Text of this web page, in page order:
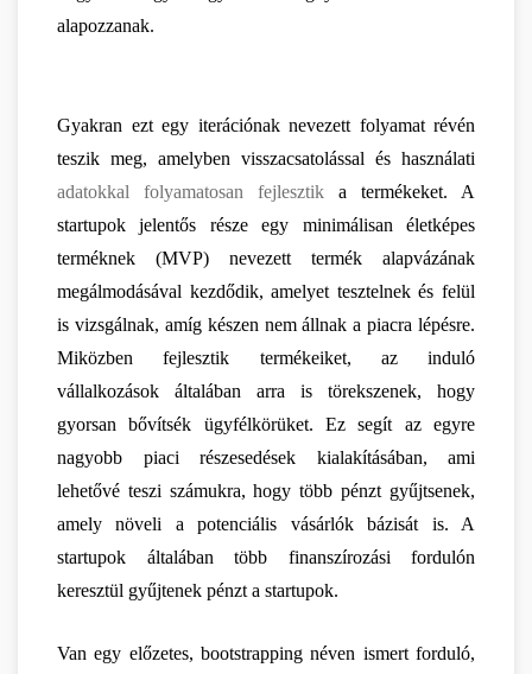
alapozzanak.
Gyakran ezt egy iterációnak nevezett folyamat révén
adatokkal folyamatosan fejlesztik a termékeket. A
startupok jelentős része egy minimálisan életképes
terméknek (MVP) nevezett termék alapvázának
megálmodásával kezdődik, amelyet tesztelnek és felül
is vizsgálnak, amíg készen nem állnak a piacra lépésre.
Miközben fejlesztik termékeiket, az induló
vállalkozások általában arra is törekszenek, hogy
gyorsan bővítsék ügyfélkörüket. Ez segít az egyre
nagyobb piaci részesedések kialakításában, ami
lehetővé teszi számukra, hogy több pénzt gyűjtsenek,
amely növeli a potenciális vásárlók bázisát is. A
startupok általában több finanszírozási fordulón
keresztül gyűjtenek pénzt a startupok.
Van egy előzetes, bootstrapping néven ismert forduló,